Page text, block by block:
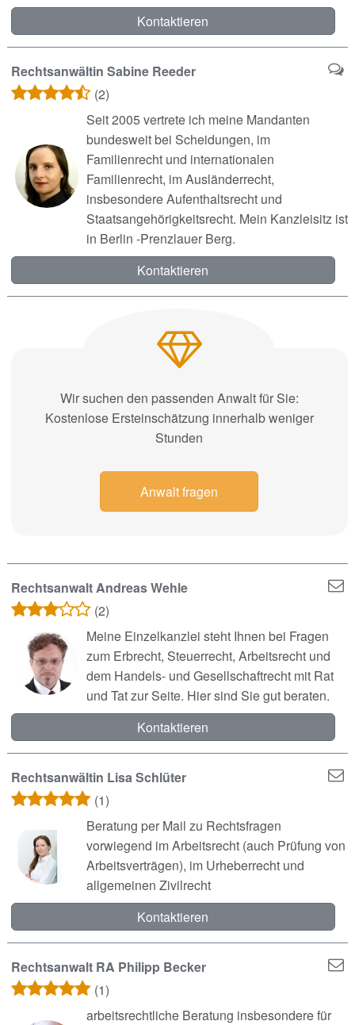
Kontaktieren
Rechtsanwältin Sabine Reeder
(2)
Seit 2005 vertrete ich meine Mandanten
bundesweit bei Scheidungen, im
Familienrecht und internationalen
Familienrecht, im Ausländerrecht,
insbesondere Aufenthaltsrecht und
Staatsangehörigkeitsrecht. Mein Kanzleisitz ist
in Berlin -Prenzlauer Berg.
Kontaktieren
Wir suchen den passenden Anwalt für Sie:
Kostenlose Ersteinschätzung innerhalb weniger
Stunden
Anwalt fragen
Rechtsanwalt Andreas Wehle
(2)
Meine Einzelkanzlei steht Ihnen bei Fragen
zum Erbrecht, Steuerrecht, Arbeitsrecht und
dem Handels- und Gesellschaftrecht mit Rat
und Tat zur Seite. Hier sind Sie gut beraten.
Kontaktieren
Rechtsanwältin Lisa Schlüter
(1)
Beratung per Mail zu Rechtsfragen
vorwiegend im Arbeitsrecht (auch Prüfung von
Arbeitsverträgen), im Urheberrecht und
allgemeinen Zivilrecht
Kontaktieren
Rechtsanwalt RA Philipp Becker
(1)
arbeitsrechtliche Beratung insbesondere für